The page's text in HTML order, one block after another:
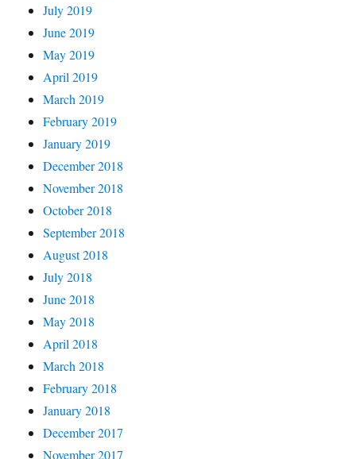
July 2019
June 2019
May 2019
April 2019
March 2019
February 2019
January 2019
December 2018
November 2018
October 2018
September 2018
August 2018
July 2018
June 2018
May 2018
April 2018
March 2018
February 2018
January 2018
December 2017
November 2017